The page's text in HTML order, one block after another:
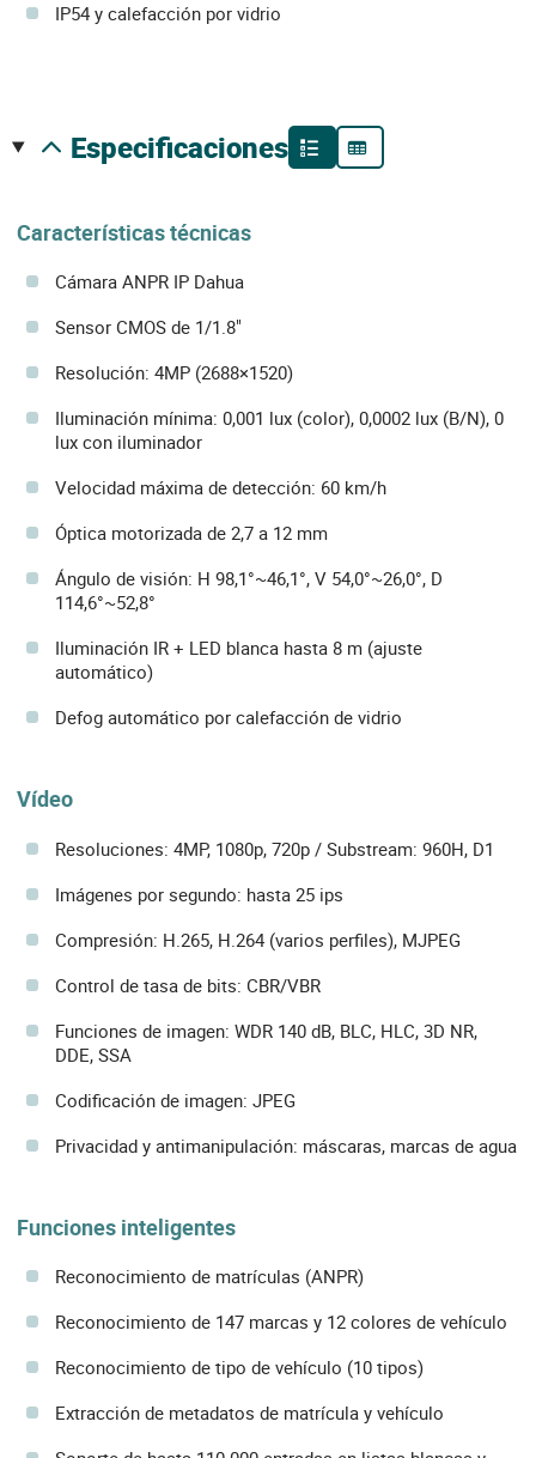
IP54 y calefacción por vidrio
especificaciones
Características técnicas
Cámara ANPR IP Dahua
Sensor CMOS de 1/1.8"
Resolución: 4MP (2688×1520)
Iluminación mínima: 0,001 lux (color), 0,0002 lux (B/N), 0
lux con iluminador
Velocidad máxima de detección: 60 km/h
Óptica motorizada de 2,7 a 12 mm
Ángulo de visión: H 98,1°~46,1°, V 54,0°~26,0°, D
114,6°~52,8°
Iluminación IR + LED blanca hasta 8 m (ajuste
automático)
Defog automático por calefacción de vidrio
Vídeo
Resoluciones: 4MP, 1080p, 720p / Substream: 960H, D1
Imágenes por segundo: hasta 25 ips
Compresión: H.265, H.264 (varios perfiles), MJPEG
Control de tasa de bits: CBR/VBR
Funciones de imagen: WDR 140 dB, BLC, HLC, 3D NR,
DDE, SSA
Codificación de imagen: JPEG
Privacidad y antimanipulación: máscaras, marcas de agua
Funciones inteligentes
Reconocimiento de matrículas (ANPR)
Reconocimiento de 147 marcas y 12 colores de vehículo
Reconocimiento de tipo de vehículo (10 tipos)
Extracción de metadatos de matrícula y vehículo